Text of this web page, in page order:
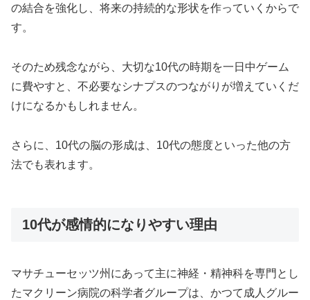
の結合を強化し、将来の持続的な形状を作っていくからで
す。
そのため残念ながら、大切な10代の時期を一日中ゲーム
に費やすと、不必要なシナプスのつながりが増えていくだ
けになるかもしれません。
さらに、10代の脳の形成は、10代の態度といった他の方
法でも表れます。
10代が感情的になりやすい理由
マサチューセッツ州にあって主に神経・精神科を専門とし
たマクリーン病院の科学者グループは、かつて成人グルー